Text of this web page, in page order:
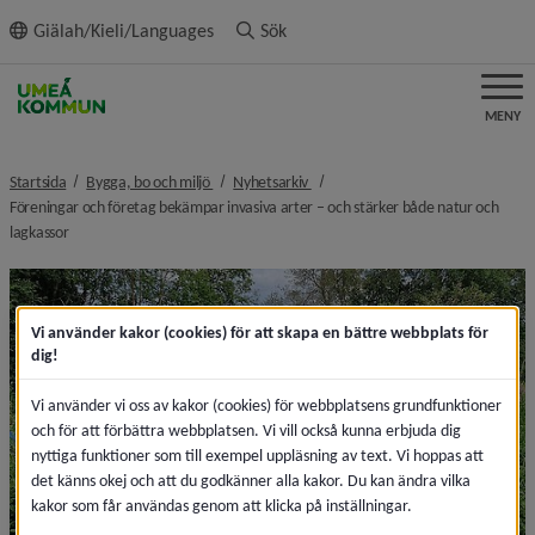
innehållet
Giälah/Kieli/Languages Sök
MENY
Startsida Bygga, bo och miljö nivå i brödsmulenavigeringen
Nyhetsarkiv nivå i brödsmulenavigeringen
Föreningar och företag bekämpar invasiva arter – och stärker både natur och
lagkassornivå i brödsmulenavigeringen
Vi använder kakor (cookies) för att skapa en bättre webbplats för
dig!
Vi använder vi oss av kakor (cookies) för webbplatsens grundfunktioner
och för att förbättra webbplatsen. Vi vill också kunna erbjuda dig
nyttiga funktioner som till exempel uppläsning av text. Vi hoppas att
det känns okej och att du godkänner alla kakor. Du kan ändra vilka
kakor som får användas genom att klicka på inställningar.